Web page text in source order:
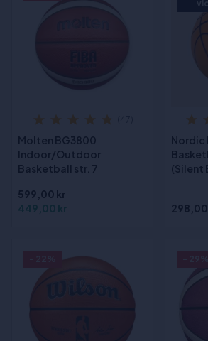
Molten BG3800
Indoor/Outdoor
Basketball str. 7
599,00 kr
449,00 kr
Nordic
(Silent